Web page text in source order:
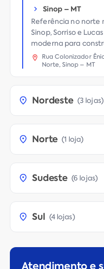
Sinop – MT
Referência no norte
Sinop, Sorriso e
moderna para
Rua Colonizador
Norte, Sinop – MT
Nordeste (3 lojas)
Norte (1 loja)
Sudeste (6 lojas)
Sul (4 lojas)
Atendimento e